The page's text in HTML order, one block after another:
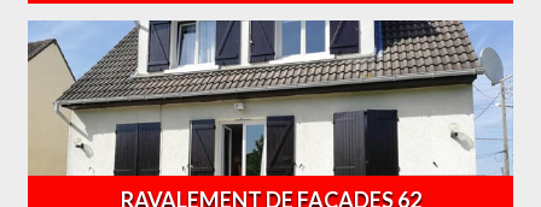
RAVALEMENT DE FAÇADES 62